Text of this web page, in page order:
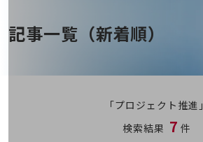
Smart Mobility
Smart Worksite
地域経済のさらなる活性化に取り組みます
自治体・地域社会との共創
LGPF(Local Government Platform)
記事一覧（新着順）
「プロジェクト推進」
検索結果 7 件